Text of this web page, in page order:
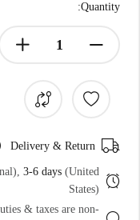
Quantity:
Delivery & Return
3-6 days (United
States)
& taxes are non-